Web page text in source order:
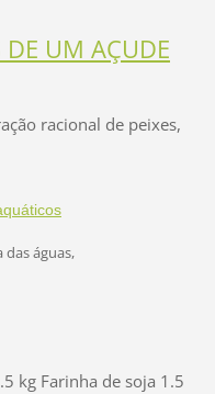
DE UM AÇUDE
racional de peixes,
águas,
kg Farinha de soja 1.5